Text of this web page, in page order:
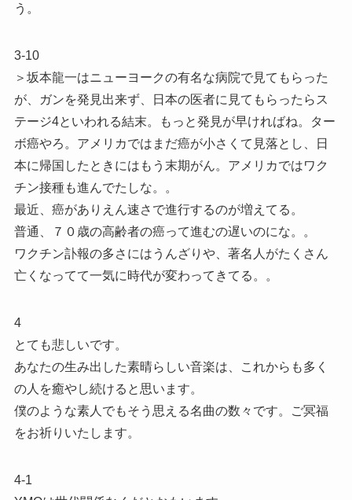
う。
3-10
＞坂本龍一はニューヨークの有名な病院で見てもらった
が、ガンを発見出来ず、日本の医者に見てもらったらス
テージ4といわれる結末。もっと発見が早ければね。ター
ボ癌やろ。アメリカではまだ癌が小さくて見落とし、日
本に帰国したときにはもう末期がん。アメリカではワク
チン接種も進んでたしな。。
最近、癌がありえん速さで進行するのが増えてる。
普通、７０歳の高齢者の癌って進むの遅いのにな。。
ワクチン訃報の多さにはうんざりや、著名人がたくさん
亡くなってて一気に時代が変わってきてる。。
4
とても悲しいです。
あなたの生み出した素晴らしい音楽は、これからも多く
の人を癒やし続けると思います。
僕のような素人でもそう思える名曲の数々です。ご冥福
をお祈りいたします。
4-1